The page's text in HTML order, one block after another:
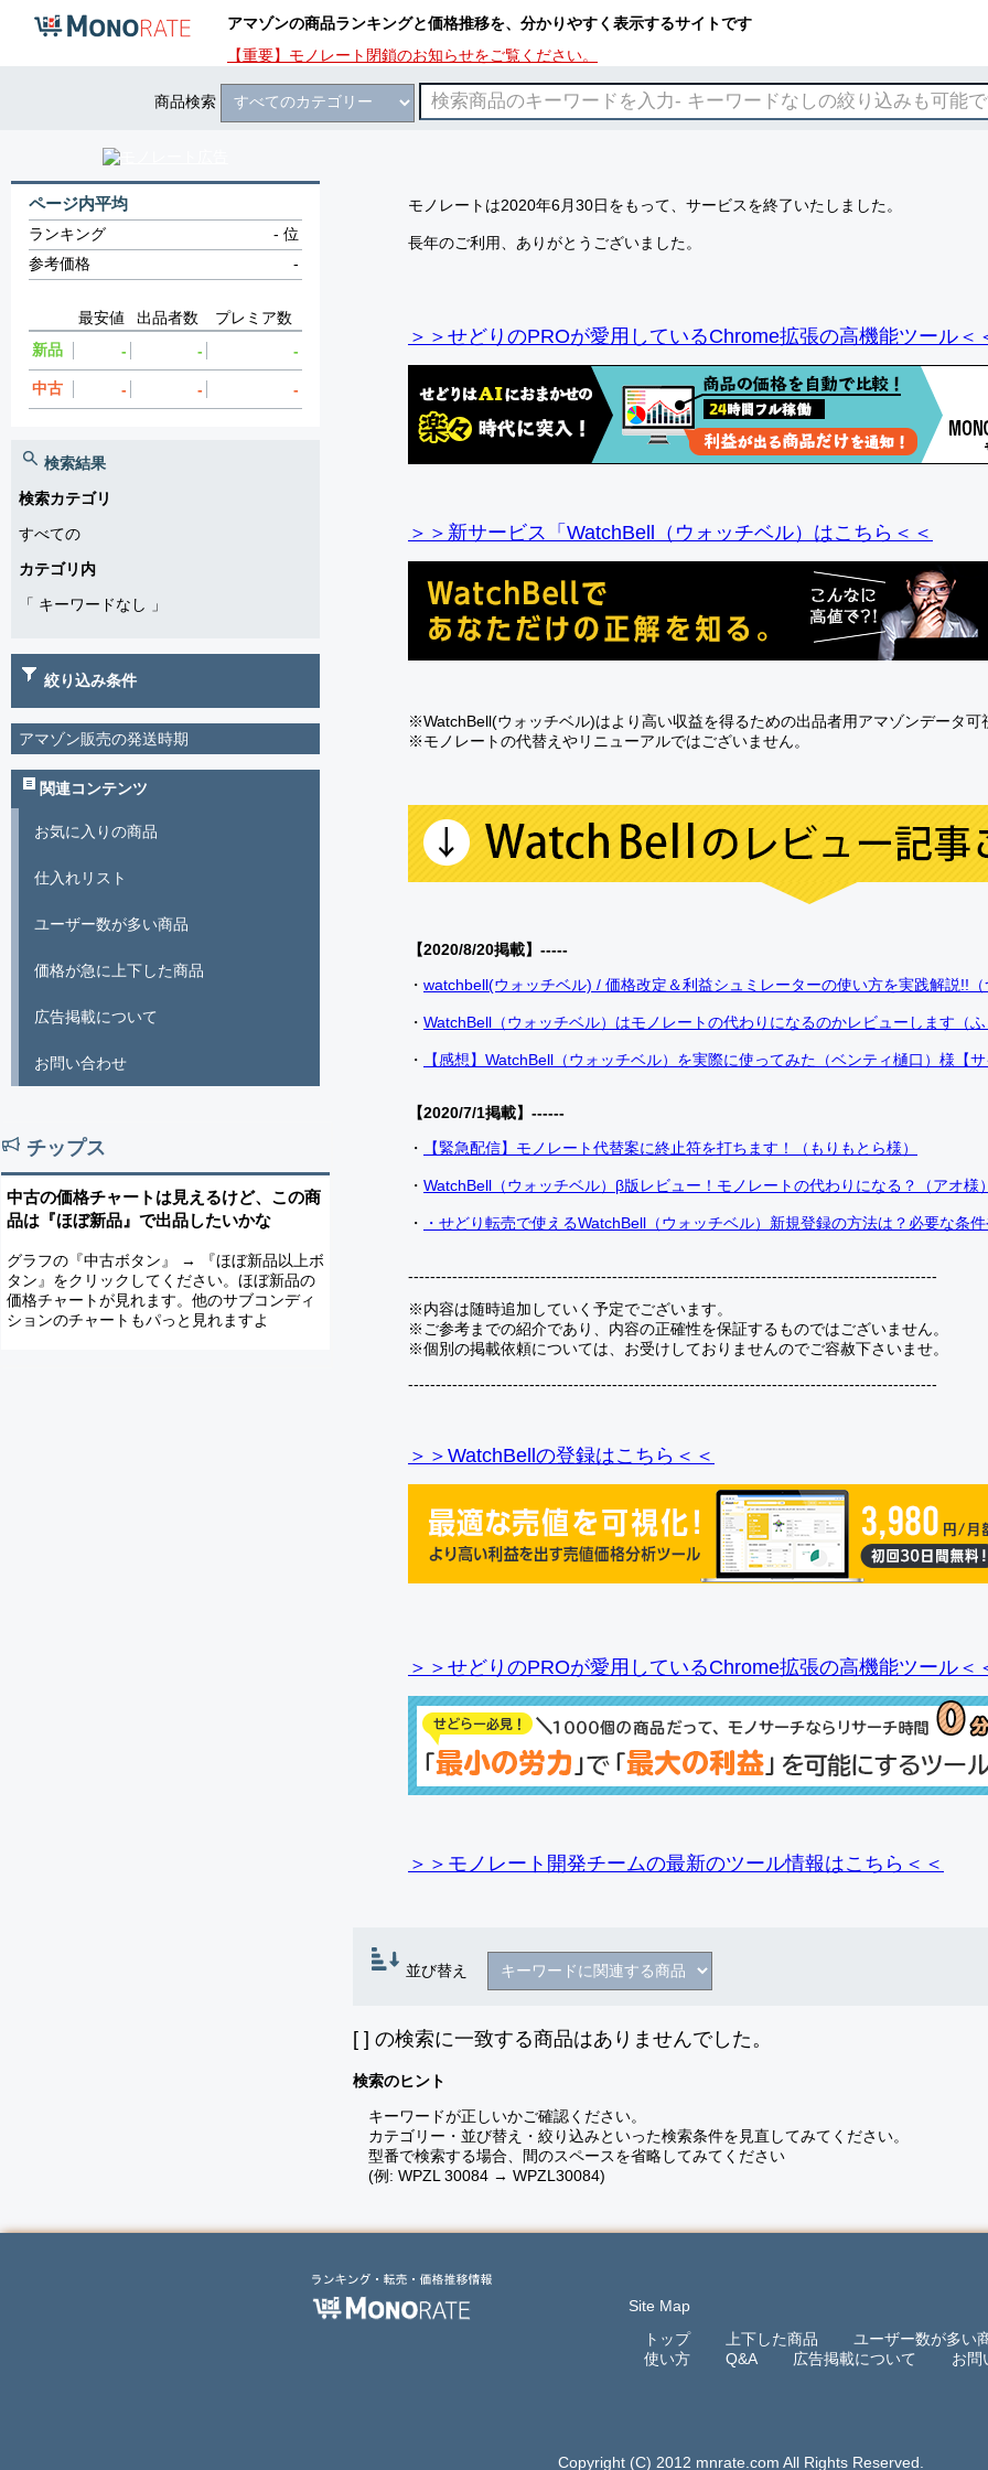
アマゾンの商品ランキングと価格推移を、分かりやすく表示するサイトです
【重要】モノレート閉鎖のお知らせをご覧ください。
商品検索
モノレートは2020年6月30日をもって、サービスを終了いたしました。
長年のご利用、ありがとうございました。
＞＞せどりのPROが愛用しているChrome拡張の高機能ツール＜
＞＞新サービス「WatchBell（ウォッチベル）はこちら＜＜
※WatchBell(ウォッチベル)はより高い収益を得るための出品者用アマゾンデータ可
※モノレートの代替えやリニューアルではございません。
【2020/8/20掲載】-----
・ watchbell(ウォッチベル) / 価格改定＆利益シュミレーターの使い方を実践解説!!
・ WatchBell（ウォッチベル）はモノレートの代わりになるのかレビューします（
・ 【感想】WatchBell（ウォッチベル）を実際に使ってみた（ベンティ樋口）様【
【2020/7/1掲載】------
・
【緊急配信】モノレート代替案に終止符を打ちます！（もりもとら様）
・ WatchBell（ウォッチベル）β版レビュー！モノレートの代わりになる？（アオ様
・ ・せどり転売で使えるWatchBell（ウォッチベル）新規登録の方法は？必要な条
------------------------------------------------------------------------------------------------
※内容は随時追加していく予定でございます。
※ご参考までの紹介であり、内容の正確性を保証するものではございません。
※個別の掲載依頼については、お受けしておりませんのでご容赦下さいませ。
------------------------------------------------------------------------------------------------
＞＞WatchBellの登録はこちら＜＜
＞＞せどりのPROが愛用しているChrome拡張の高機能ツール＜
＞＞モノレート開発チームの最新のツール情報はこちら＜＜
並び替え
[ ] の検索に一致する商品はありませんでした。
検索のヒント
キーワードが正しいかご確認ください。
カテゴリー・並び替え・絞り込みといった検索条件を見直してみてください。
型番で検索する場合、間のスペースを省略してみてください
(例: WPZL 30084 → WPZL30084)
ページ内平均
ランキング -位
参考価格
-
最安値 出品者数
プレミア数
新品
- - -
中古 - - -
検索結果
検索カテゴリ
すべての
カテゴリ内
「 キーワードなし 」
絞り込み条件
アマゾン販売の発送時期
関連コンテンツ
お気に入りの商品
仕入れリスト
ユーザー数が多い商品
価格が急に上下した商品
広告掲載について
お問い合わせ
チップス
中古の価格チャートは見えるけど、この商
品は『ほぼ新品』で出品したいかな
グラフの『中古ボタン』 → 『ほぼ新品以上ボ
タン』をクリックしてください。ほぼ新品の
価格チャートが見れます。他のサブコンディ
ションのチャートもパっと見れますよ
Site Map
トップ
上下した商品
ユーザー数が多い
使い方
Q&A 広告掲載について お問
Copyright (C) 2012 mnrate.com All Rights Reserved.